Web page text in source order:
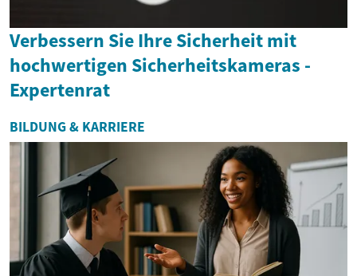
Verbessern Sie Ihre Sicherheit mit
hochwertigen Sicherheitskameras -
Expertenrat
BILDUNG & KARRIERE